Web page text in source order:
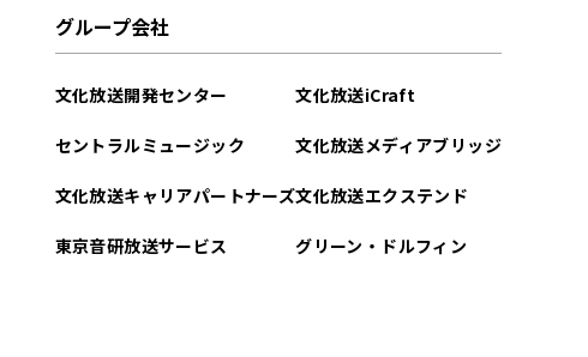
グループ会社
文化放送開発センター
セントラルミュージック
文化放送キャリアパートナーズ
東京音研放送サービス
文化放送iCraft
文化放送メディアブリッジ
文化放送エクステンド
グリーン・ドルフィン